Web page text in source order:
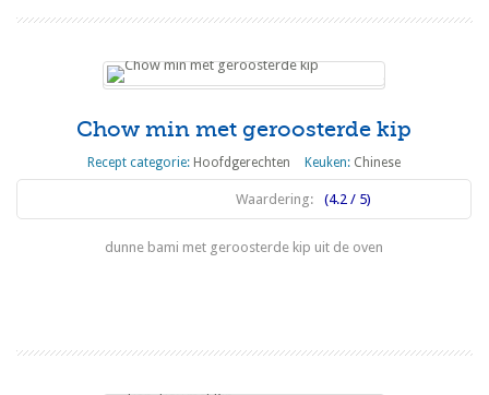
Chow min met geroosterde kip
Recept categorie: Hoofdgerechten Keuken: Chinese
Waardering: (4.2 / 5)
dunne bami met geroosterde kip uit de oven